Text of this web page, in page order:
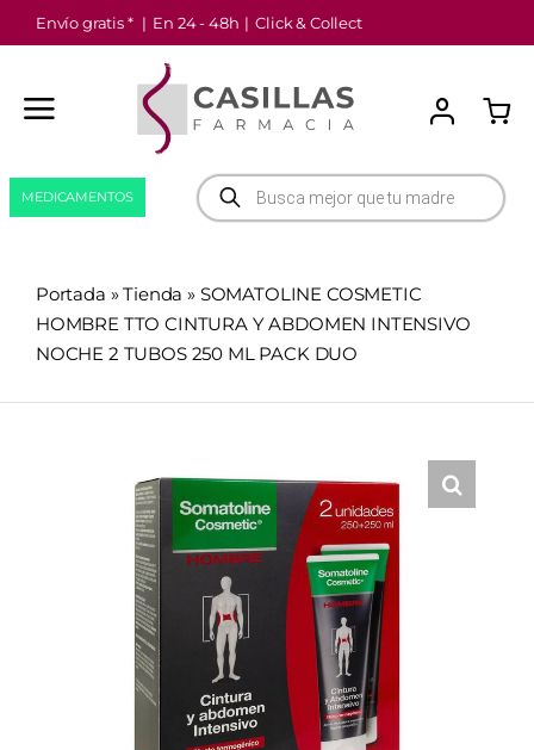
Saltar
al
Envío gratis * | En 24 - 48h | Click & Collect
Búsqueda
de
productos
MEDICAMENTOS
Portada »Tienda » SOMATOLINE COSMETIC
HOMBRE TTO CINTURA Y ABDOMEN INTENSIVO
NOCHE 2 TUBOS 250 ML PACK DUO